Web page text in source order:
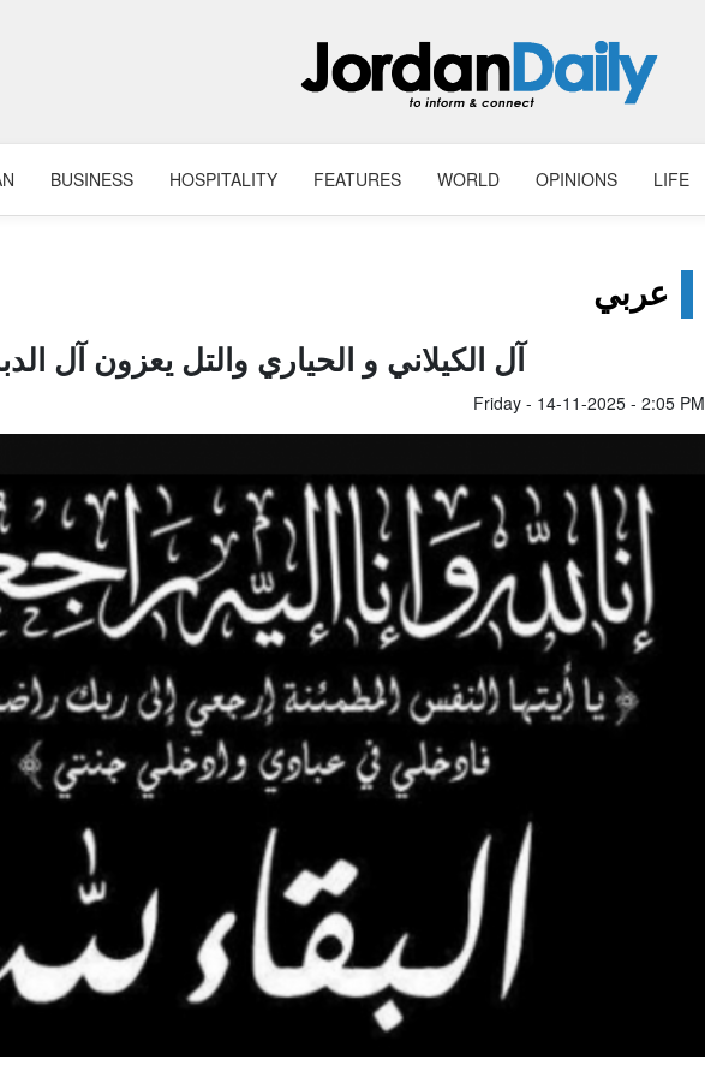
BUSINESS HOSPITALITY FEATURES WORLD OPINIONS LIFE
عربي
آل الكيلاني و الحياري والتل يعزون آل
Friday - 14-11-2025 - 2:05 PM